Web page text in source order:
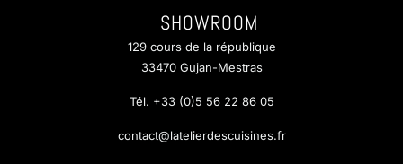
SHOWROOM
129 cours de la république
33470 Gujan-Mestras
Tél. +33 (0)5 56 22 86 05
contact@latelierdescuisines.fr